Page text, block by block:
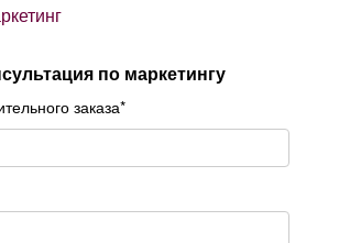
по маркетингу
заказа*